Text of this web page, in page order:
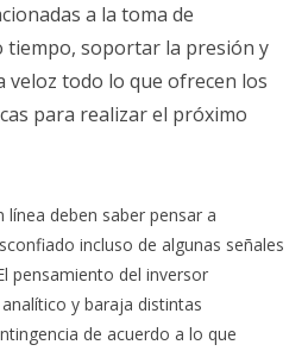
a la toma de
tiempo, soportar la presión y
veloz todo lo que ofrecen los
para realizar el próximo
deben saber pensar a
incluso de algunas señales
pensamiento del inversor
y baraja distintas
de acuerdo a lo que